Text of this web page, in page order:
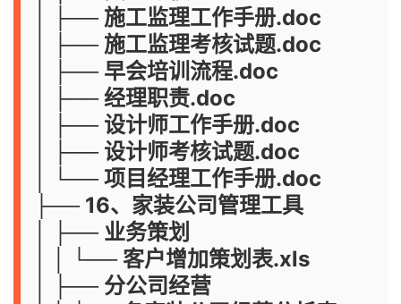
│ ├── 施工监理工作手册.doc
│ ├── 施工监理考核试题.doc
│ ├── 早会培训流程.doc
│ ├── 经理职责.doc
│ ├── 设计师工作手册.doc
│ ├── 设计师考核试题.doc
│ └── 项目经理工作手册.doc
├── 16、家装公司管理工具
│ ├── 业务策划
│ │ └── 客户增加策划表.xls
│ ├── 分公司经营